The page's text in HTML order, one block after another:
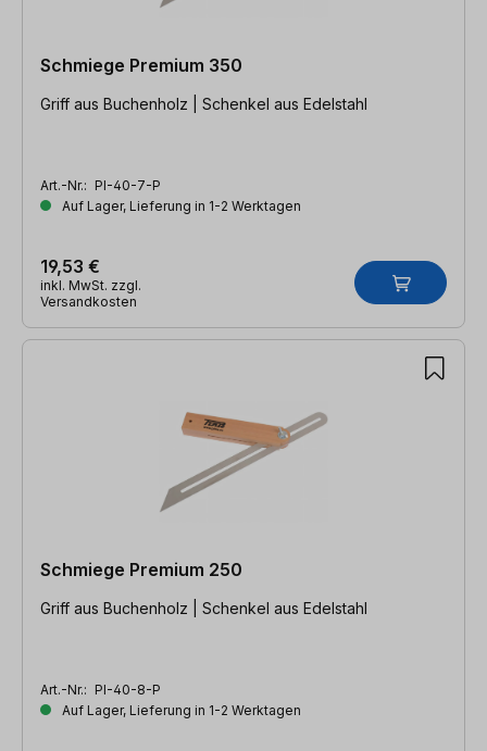
Schmiege Premium 350
Griff aus Buchenholz | Schenkel aus Edelstahl
Art.-Nr.: PI-40-7-P
Auf Lager, Lieferung in 1-2 Werktagen
19,53 €
inkl. MwSt. zzgl.
Versandkosten
Schmiege Premium 250
Griff aus Buchenholz | Schenkel aus Edelstahl
Art.-Nr.: PI-40-8-P
Auf Lager, Lieferung in 1-2 Werktagen